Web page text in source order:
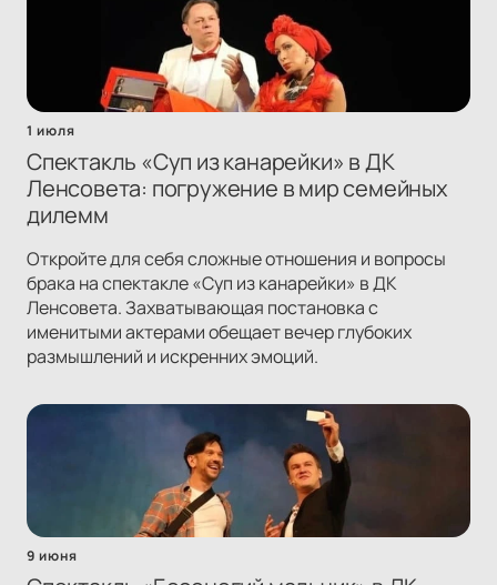
1 июля
Спектакль «Суп из канарейки» в ДК
Ленсовета: погружение в мир семейных
дилемм
Откройте для себя сложные отношения и вопросы
брака на спектакле «Суп из канарейки» в ДК
Ленсовета. Захватывающая постановка с
именитыми актерами обещает вечер глубоких
размышлений и искренних эмоций.
9 июня